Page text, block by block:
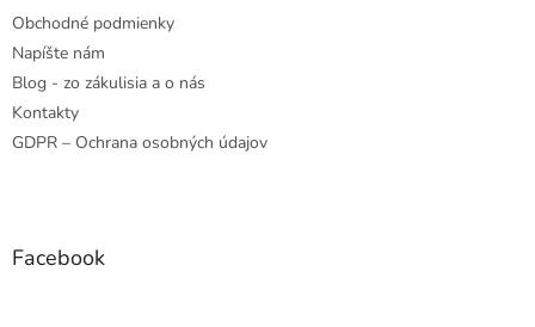
Obchodné podmienky
Napíšte nám
Blog - zo zákulisia a o nás
Kontakty
GDPR – Ochrana osobných údajov
Facebook